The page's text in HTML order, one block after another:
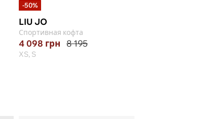
-50%
LIU JO
Спортивная кофта
4 098 грн 8 195
XS, S